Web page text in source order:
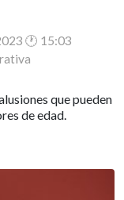
🕐 15:03
que pueden
de edad.